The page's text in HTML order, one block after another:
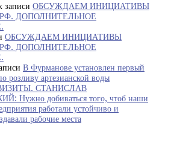
записи ОБСУЖДАЕМ ИНИЦИАТИВЫ
ДОПОЛНИТЕЛЬНОЕ
ОБСУЖДАЕМ ИНИЦИАТИВЫ
ДОПОЛНИТЕЛЬНОЕ
В Фурманове установлен первый
розливу артезианской воды
СТАНИСЛАВ
Нужно добиваться того, чтоб наши
работали устойчиво и
рабочие места